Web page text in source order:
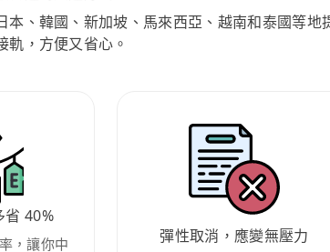
本、韓國、新加坡、馬來西亞、越南和泰國等
軌，方便又省心。
省 40%
，讓你中
彈性取消，應變無壓力